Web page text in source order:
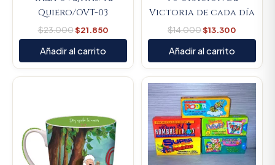
Quiero/OVT-03
$23.000$21.850
Añadir al carrito
Victoria de cada día
$14.000$13.300
Añadir al carrito
Current
Original
price
was:
$9.000.
Current
price
is:
$8.550.